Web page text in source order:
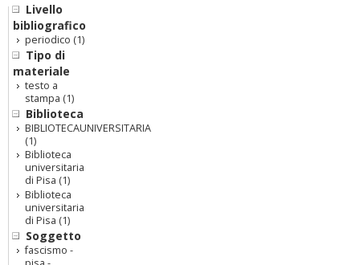
Livello
bibliografico
periodico (1)
Tipo di
materiale
testo a
stampa (1)
Biblioteca
BIBLIOTECAUNIVERSITARIA
(1)
Biblioteca
universitaria
di Pisa (1)
Biblioteca
universitaria
di Pisa (1)
Soggetto
fascismo -